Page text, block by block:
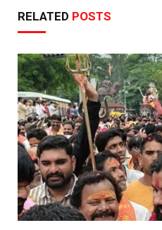
RELATED POSTS